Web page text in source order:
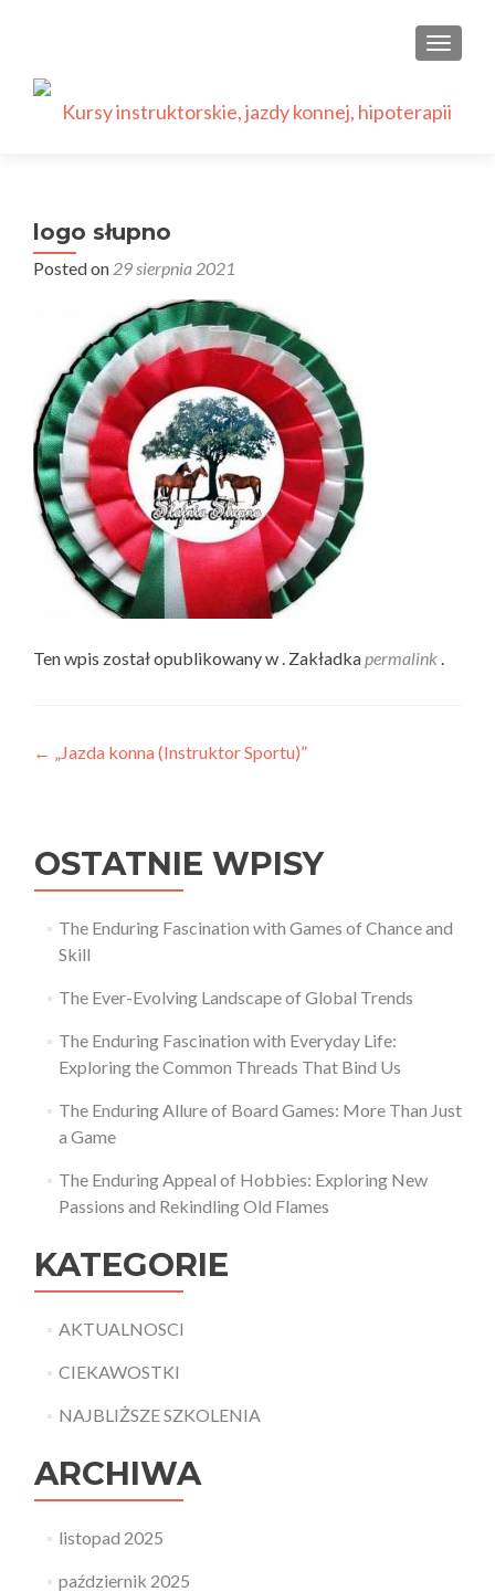
logo słupno
Posted on 29 sierpnia 2021
Ten wpis został opublikowany w . Zakładkapermalink .
Nawigacja
← „Jazda konna (Instruktor Sportu)”
OSTATNIE WPISY
The Enduring Fascination with Games of Chance and
Skill
The Ever-Evolving Landscape of Global Trends
The Enduring Fascination with Everyday Life:
Exploring the Common Threads That Bind Us
The Enduring Allure of Board Games: More Than Just
a Game
The Enduring Appeal of Hobbies: Exploring New
Passions and Rekindling Old Flames
KATEGORIE
AKTUALNOSCI
CIEKAWOSTKI
NAJBLIŻSZE SZKOLENIA
ARCHIWA
listopad 2025
październik 2025